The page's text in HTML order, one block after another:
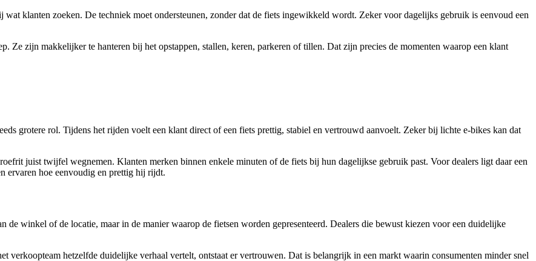
klanten zoeken. De techniek moet ondersteunen, zonder dat de fiets ingewikkeld wordt. Zeker voor dagelijks gebruik is eenvoud een
Ze zijn makkelijker te hanteren bij het opstappen, stallen, keren, parkeren of tillen. Dat zijn precies de momenten waarop een klant
grotere rol. Tijdens het rijden voelt een klant direct of een fiets prettig, stabiel en vertrouwd aanvoelt. Zeker bij lichte e-bikes kan dat
juist twijfel wegnemen. Klanten merken binnen enkele minuten of de fiets bij hun dagelijkse gebruik past. Voor dealers ligt daar een
ervaren hoe eenvoudig en prettig hij rijdt.
de winkel of de locatie, maar in de manier waarop de fietsen worden gepresenteerd. Dealers die bewust kiezen voor een duidelijke
verkoopteam hetzelfde duidelijke verhaal vertelt, ontstaat er vertrouwen. Dat is belangrijk in een markt waarin consumenten minder snel